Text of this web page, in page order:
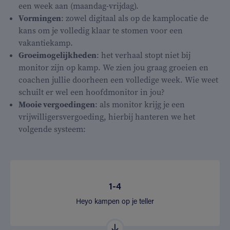
een week aan (maandag-vrijdag).
Vormingen: zowel digitaal als op de kamplocatie de
kans om je volledig klaar te stomen voor een
vakantiekamp.
Groeimogelijkheden: het verhaal stopt niet bij
monitor zijn op kamp. We zien jou graag groeien en
coachen jullie doorheen een volledige week. Wie weet
schuilt er wel een hoofdmonitor in jou?
Mooie vergoedingen: als monitor krijg je een
vrijwilligersvergoeding, hierbij hanteren we het
volgende systeem:
1-4
Heyo kampen op je teller